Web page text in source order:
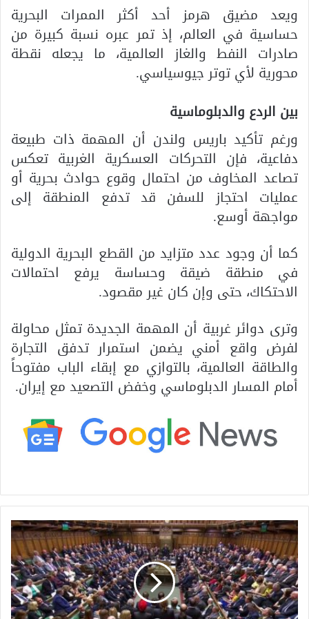
ويعد مضيق هرمز أحد أكثر الممرات البحرية
حساسية في العالم، إذ تمر عبره نسبة كبيرة من
صادرات النفط والغاز العالمية، ما يجعله نقطة
محورية لأي توتر جيوسياسي.
بين الردع والدبلوماسية
ورغم تأكيد باريس ولندن أن المهمة ذات طبيعة
دفاعية، فإن التحركات العسكرية الغربية تعكس
تصاعد المخاوف من احتمال وقوع حوادث بحرية أو
عمليات احتجاز للسفن قد تدفع المنطقة إلى
مواجهة أوسع.
كما أن وجود عدد متزايد من القطع البحرية الدولية
في منطقة ضيقة وحساسة يرفع احتمالات
الاحتكاك، حتى وإن كان غير مقصود.
وترى دوائر غربية أن المهمة الجديدة تمثل محاولة
لفرض واقع أمني يضمن استمرار تدفق التجارة
والطاقة العالمية، بالتوازي مع إبقاء الباب مفتوحاً
أمام المسار الدبلوماسي وخفض التصعيد مع إيران.
م
ش
ر
و
ع
ق
ا